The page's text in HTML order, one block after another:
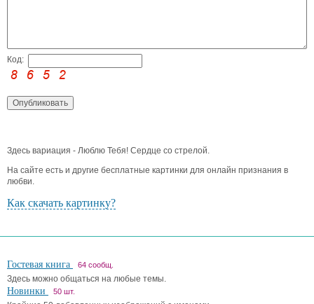
Код:
Здесь вариация - Люблю Тебя! Сердце со стрелой.
На сайте есть и другие бесплатные картинки для онлайн признания в
любви.
Как скачать картинку?
Гостевая книга 64 сообщ.
Здесь можно общаться на любые темы.
Новинки 50 шт.